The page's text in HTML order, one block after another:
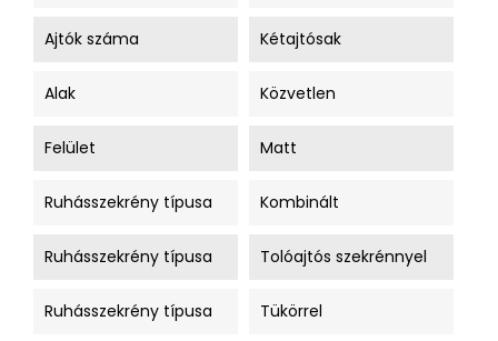
Ajtók száma Kétajtósak
Alak Közvetlen
Felület Matt
Ruhásszekrény típusa Kombinált
Ruhásszekrény típusa Tolóajtós szekrénnyel
Ruhásszekrény típusa Tükörrel